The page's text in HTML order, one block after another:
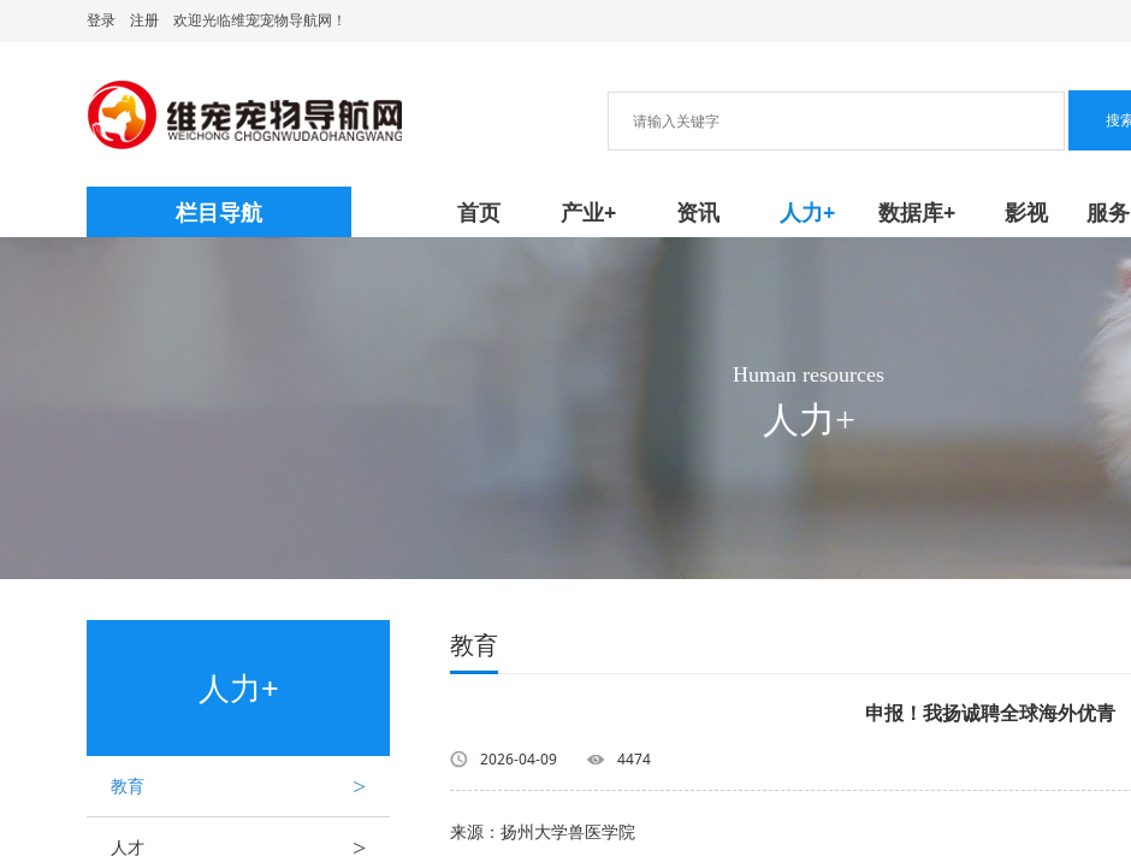
登录 注册 欢迎光临维宠宠物导航网！
栏目导航 首页 产业+ 资讯 人力+ 数据库+ 影视 服
Human resources
人力+
人力+
教育 >
人才 >
教育
申报！我扬诚聘全球海外优青
2026-04-09 4474
来源：扬州大学兽医学院